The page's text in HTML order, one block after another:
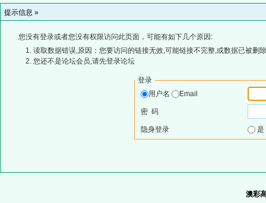
提示信息 »
您没有登录或者您没有权限访问此页面，可能有如下几个原因:
读取数据错误,原因：您要访问的链接无效,可能链接不完整,或数据已被删
您还不是论坛会员,请先登录论坛
登录
用户名
Email
密 码
隐身登录
澳彩